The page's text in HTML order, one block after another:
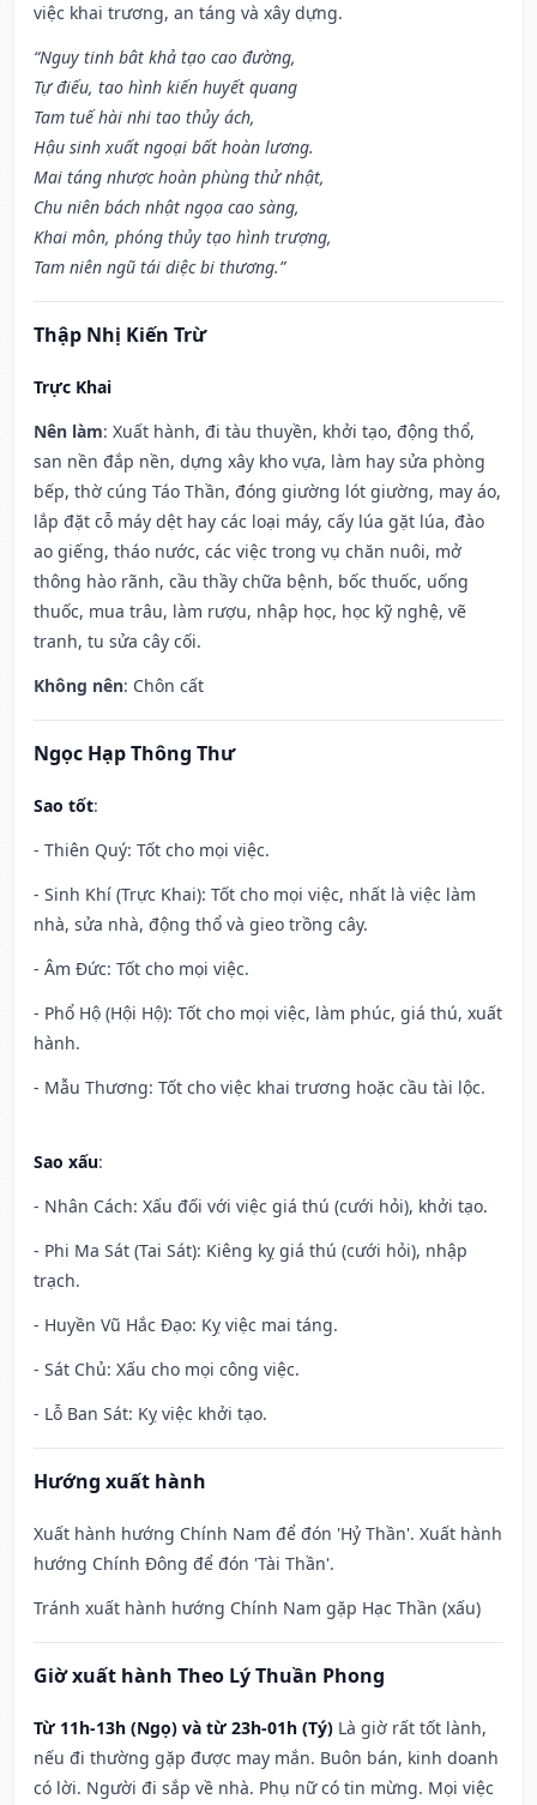
việc khai trương, an táng và xây dựng.
“Nguy tinh bât khả tạo cao đường,
Tự điếu, tao hình kiến huyết quang
Tam tuế hài nhi tao thủy ách,
Hậu sinh xuất ngoại bất hoàn lương.
Mai táng nhược hoàn phùng thử nhật,
Chu niên bách nhật ngọa cao sàng,
Khai môn, phóng thủy tạo hình trượng,
Tam niên ngũ tái diệc bi thương.”
Thập Nhị Kiến Trừ
Trực Khai
Nên làm: Xuất hành, đi tàu thuyền, khởi tạo, động thổ,
san nền đắp nền, dựng xây kho vựa, làm hay sửa phòng
bếp, thờ cúng Táo Thần, đóng giường lót giường, may áo,
lắp đặt cỗ máy dệt hay các loại máy, cấy lúa gặt lúa, đào
ao giếng, tháo nước, các việc trong vụ chăn nuôi, mở
thông hào rãnh, cầu thầy chữa bệnh, bốc thuốc, uống
thuốc, mua trâu, làm rượu, nhập học, học kỹ nghệ, vẽ
tranh, tu sửa cây cối.
Không nên: Chôn cất
Ngọc Hạp Thông Thư
Sao tốt:
- Thiên Quý: Tốt cho mọi việc.
- Sinh Khí (Trực Khai): Tốt cho mọi việc, nhất là việc làm
nhà, sửa nhà, động thổ và gieo trồng cây.
- Âm Đức: Tốt cho mọi việc.
- Phổ Hộ (Hội Hộ): Tốt cho mọi việc, làm phúc, giá thú, xuất
hành.
- Mẫu Thương: Tốt cho việc khai trương hoặc cầu tài lộc.
Sao xấu:
- Nhân Cách: Xấu đối với việc giá thú (cưới hỏi), khởi tạo.
- Phi Ma Sát (Tai Sát): Kiêng kỵ giá thú (cưới hỏi), nhập
trạch.
- Huyền Vũ Hắc Đạo: Kỵ việc mai táng.
- Sát Chủ: Xấu cho mọi công việc.
- Lỗ Ban Sát: Kỵ việc khởi tạo.
Hướng xuất hành
Xuất hành hướng Chính Nam để đón 'Hỷ Thần'. Xuất hành
hướng Chính Đông để đón 'Tài Thần'.
Tránh xuất hành hướng Chính Nam gặp Hạc Thần (xấu)
Giờ xuất hành Theo Lý Thuần Phong
Từ 11h-13h (Ngọ) và từ 23h-01h (Tý) Là giờ rất tốt lành,
nếu đi thường gặp được may mắn. Buôn bán, kinh doanh
có lời. Người đi sắp về nhà. Phụ nữ có tin mừng. Mọi việc